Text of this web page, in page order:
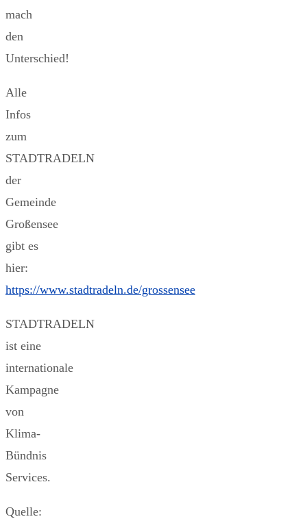
mach
den
Unterschied!
Alle
Infos
zum
STADTRADELN
der
Gemeinde
Großensee
gibt es
hier:
https://www.stadtradeln.de/grossensee
STADTRADELN
ist eine
internationale
Kampagne
von
Klima-
Bündnis
Services.
Quelle: